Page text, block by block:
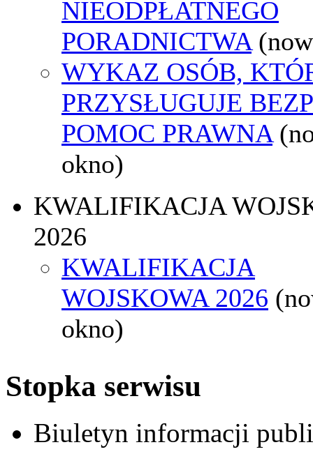
NIEODPŁATNEGO
PORADNICTWA
WYKAZ OSÓB,
PRZYSŁUGUJE
POMOC PRAWNA
okno)
KWALIFIKACJA
2026
KWALIFIKACJA
WOJSKOWA 2026
okno)
Stopka serwisu
Biuletyn informacji